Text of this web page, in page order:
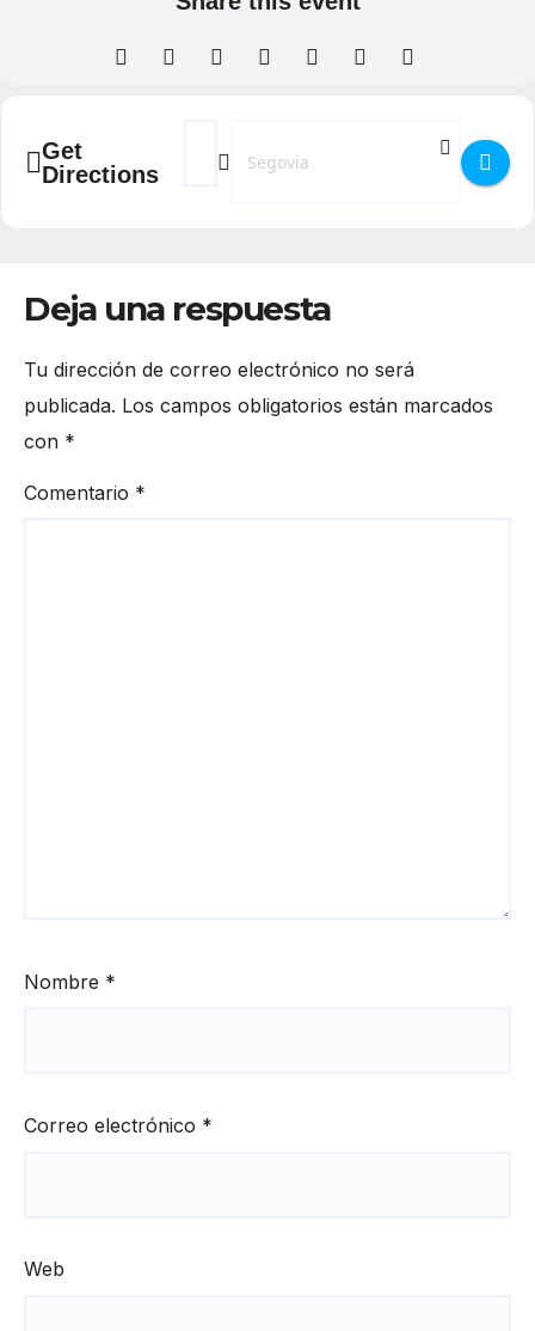
Get
Directions
Address - Buscasetas 2023 en Segovia []
Destination Address - Buscasetas
Deja una respuesta
Tu dirección de correo electrónico no será
publicada. Los campos obligatorios están marcados
con *
Comentario *
Nombre *
Correo electrónico *
Web